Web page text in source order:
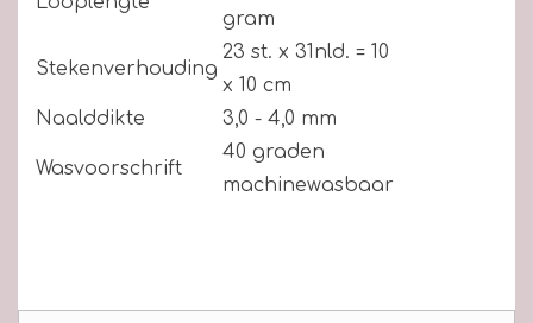
gram
Stekenverhouding
23 st. x 31nld. = 10
x 10 cm
Naalddikte
3,0 - 4,0 mm
Wasvoorschrift
40 graden
machinewasbaar